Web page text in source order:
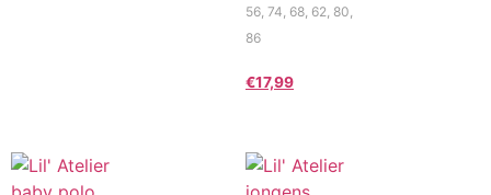
56, 74, 68, 62, 80,
86
€17,99